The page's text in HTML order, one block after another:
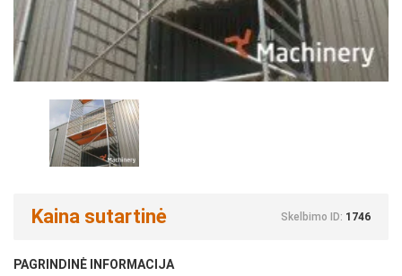
Kaina sutartinė Skelbimo ID: 1746
PAGRINDINĖ INFORMACIJA